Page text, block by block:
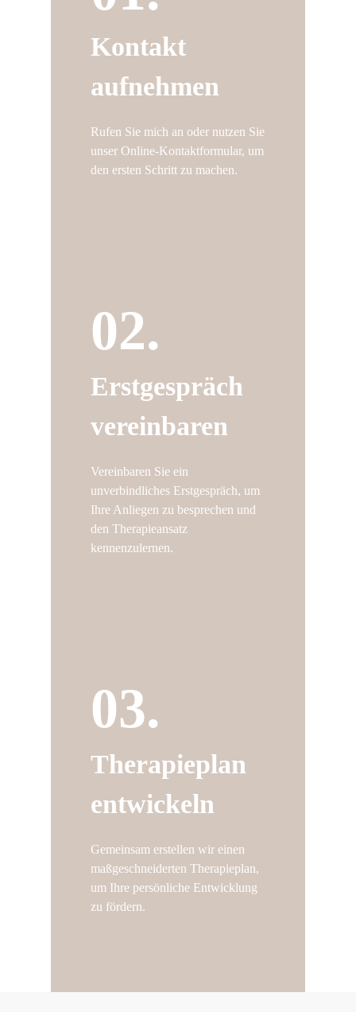
Kontakt
aufnehmen
Rufen Sie mich an oder nutzen Sie
unser Online-Kontaktformular, um
den ersten Schritt zu machen.
02.
Erstgespräch
vereinbaren
Vereinbaren Sie ein
unverbindliches Erstgespräch, um
Ihre Anliegen zu besprechen und
den Therapieansatz
kennenzulernen.
03.
Therapieplan
entwickeln
Gemeinsam erstellen wir einen
maßgeschneiderten Therapieplan,
um Ihre persönliche Entwicklung
zu fördern.